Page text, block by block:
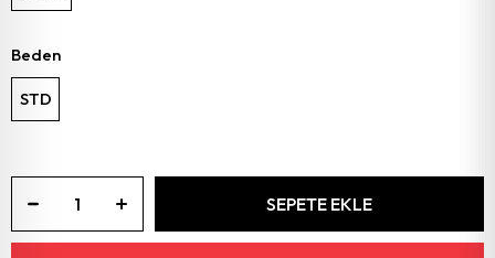
Beden
STD